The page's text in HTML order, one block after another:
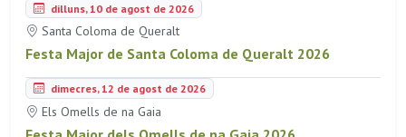
dilluns, 10 de agost de 2026
Santa Coloma de Queralt
Festa Major de Santa Coloma de Queralt 2026
dimecres, 12 de agost de 2026
Els Omells de na Gaia